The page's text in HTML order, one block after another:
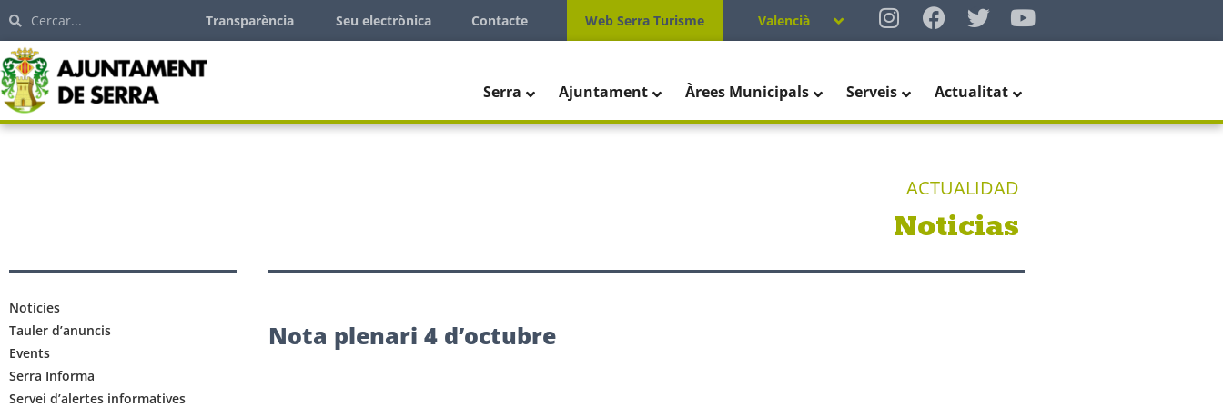
Transparència Seu electrònica Contacte Web Serra Turisme Valencià
Serra Ajuntament Àrees Municipals Serveis Actualitat
ACTUALIDAD
Noticias
Notícies
Tauler d’anuncis
Events
Serra Informa
Servei d’alertes informatives
Nota plenari 4 d’octubre